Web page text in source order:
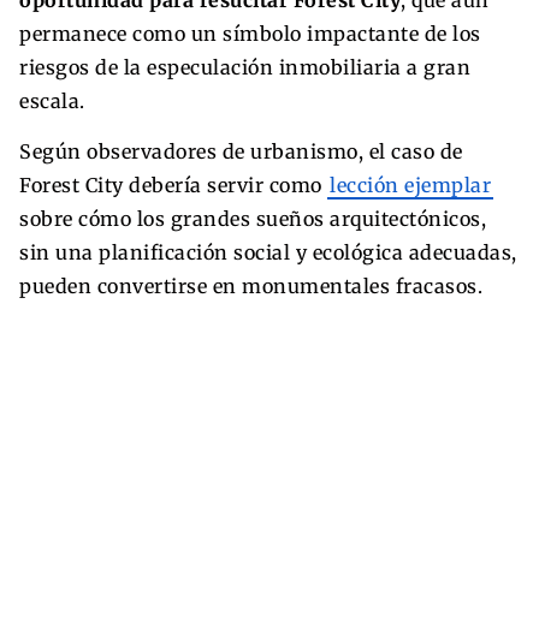
permanece como un símbolo impactante de los
riesgos de la especulación inmobiliaria a gran
escala.
Según observadores de urbanismo, el caso de
Forest City debería servir como lección ejemplar
sobre cómo los grandes sueños arquitectónicos,
sin una planificación social y ecológica adecuadas,
pueden convertirse en monumentales fracasos.